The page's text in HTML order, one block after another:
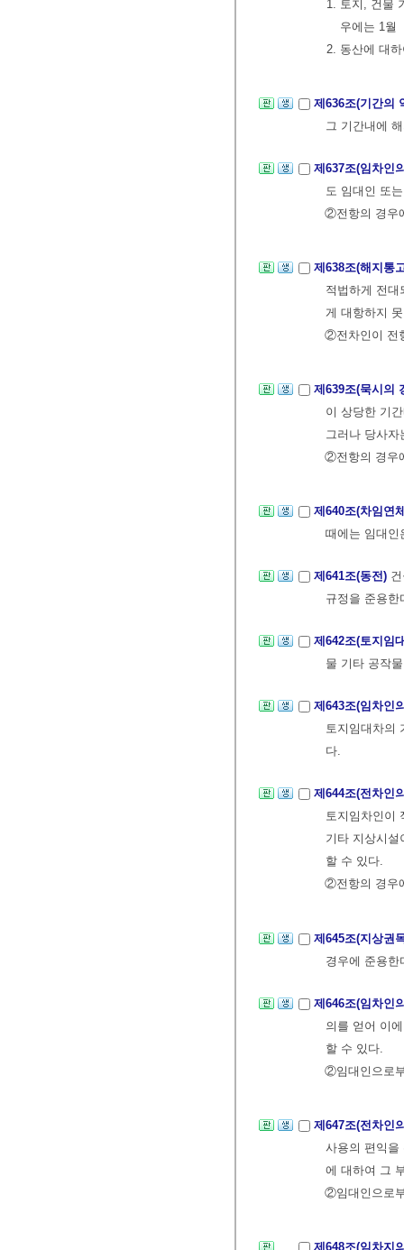
1. 토지, 건물
우에는 1월
2. 동산에 대
제636조(기간의
그 기간내에
제637조(임차인
도 임대인 또
②전항의 경우
제638조(해지통
적법하게 전
게 대항하지
②전차인이 전
제639조(묵시의
이 상당한 기
그러나 당사
②전항의 경우
제640조(차임연
때에는 임대인
제641조(동전)
규정을 준용한
제642조(토지임
물 기타 공작
제643조(임차인
토지임대차의
다.
제644조(전차인
토지임차인이
기타 지상시
할 수 있다.
②전항의 경우
제645조(지상권
경우에 준용한
제646조(임차인
의를 얻어 이
할 수 있다.
②임대인으로
제647조(전차인
사용의 편익을
에 대하여 그
②임대인으로
제648조(임차지